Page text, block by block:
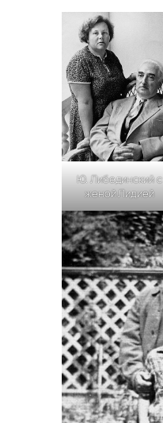
Ю. Либединский с
женой Лидией